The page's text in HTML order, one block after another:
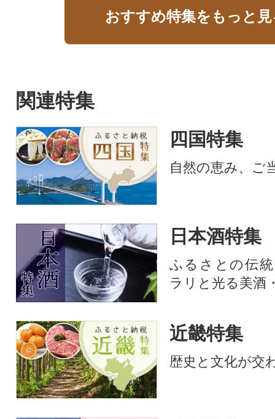
おすすめ特集をもっと
関連特集
四国特集
自然の恵み、ご
日本酒特集
ふるさとの伝
ラリと光る美酒
近畿特集
歴史と文化が交